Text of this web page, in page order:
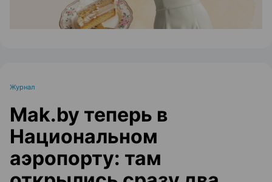
Журнал
Mak.by теперь в
Национальном
аэропорту: там